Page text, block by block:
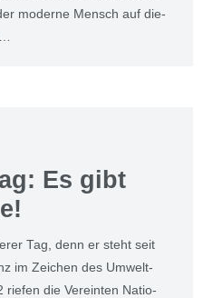
moder­ne Mensch auf die­
Es gibt
Tag, denn er steht seit
im Zei­chen des Umwelt­
rie­fen die Ver­ein­ten Natio­